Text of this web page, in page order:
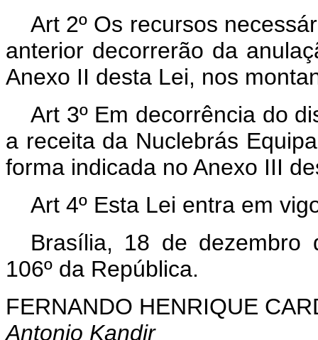
Art 2º Os recursos
anterior decorrerão da
Anexo II desta Lei, nos
Art 3º Em decorrência do
a receita da Nuclebrás
forma indicada no Anexo III
Art 4º Esta Lei entra em
Brasília, 18 de dezembro
106º da República.
FERNANDO HENRIQUE
Antonio Kandir